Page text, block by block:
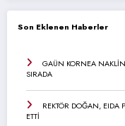
Son Eklenen Haberler
GAÜN KORNEA
SIRADA
REKTÖR DOĞAN, EIDA
ETTİ